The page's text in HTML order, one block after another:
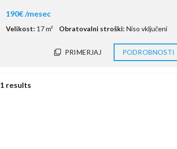
190€ /mesec
Velikost: 17 m² Obratovalni stroški: Niso vključeni
PRIMERJAJ PODROBNOSTI
1 results